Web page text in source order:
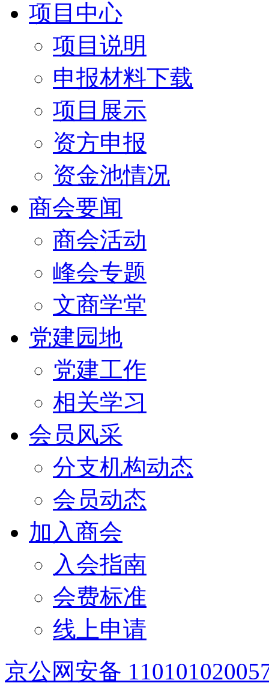
项目中心
项目说明
申报材料下载
项目展示
资方申报
资金池情况
商会要闻
商会活动
峰会专题
文商学堂
党建园地
党建工作
相关学习
会员风采
分支机构动态
会员动态
加入商会
入会指南
会费标准
线上申请
京公网安备